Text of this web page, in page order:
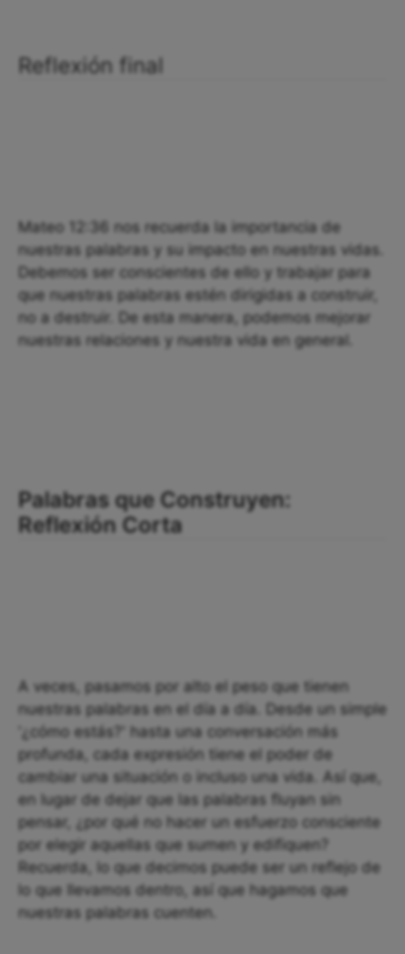
Reflexión final
Mateo 12:36 nos recuerda la importancia de
nuestras palabras y su impacto en nuestras vidas.
Debemos ser conscientes de ello y trabajar para
que nuestras palabras estén dirigidas a construir,
no a destruir. De esta manera, podemos mejorar
nuestras relaciones y nuestra vida en general.
Palabras que Construyen:
Reflexión Corta
A veces, pasamos por alto el peso que tienen
nuestras palabras en el día a día. Desde un simple
'¿cómo estás?' hasta una conversación más
profunda, cada expresión tiene el poder de
cambiar una situación o incluso una vida. Así que,
en lugar de dejar que las palabras fluyan sin
pensar, ¿por qué no hacer un esfuerzo consciente
por elegir aquellas que sumen y edifiquen?
Recuerda, lo que decimos puede ser un reflejo de
lo que llevamos dentro, así que hagamos que
nuestras palabras cuenten.